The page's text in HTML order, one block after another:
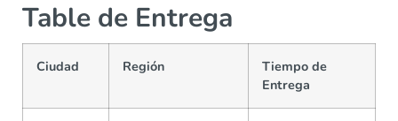
Table de Entrega
Ciudad Región
Tiempo de
Entrega